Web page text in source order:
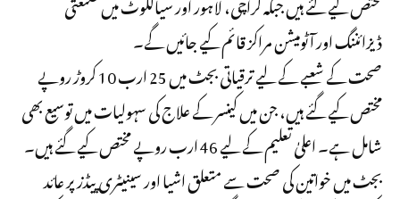
ڈیزائننگ اور آٹومیشن مراکز قائم کیے جائیں گے۔
صحت کے شعبے کے لیے ترقیاتی بجٹ میں 25 ارب 10 کروڑ روپے
مختص کیے گئے ہیں، جن میں کینسر کے علاج کی سہولیات میں توسیع بھی
شامل ہے۔ اعلیٰ تعلیم کے لیے 46 ارب روپے مختص کیے گئے ہیں۔
بجٹ میں خواتین کی صحت سے متعلق اشیا اور سینیٹری پیڈز پر عائد